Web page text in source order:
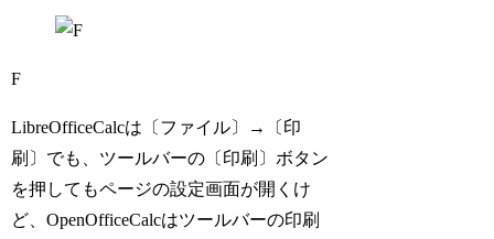
F
LibreOfficeCalcは〔ファイル〕→〔印
刷〕でも、ツールバーの〔印刷〕ボタン
を押してもページの設定画面が開くけ
ど、OpenOfficeCalcはツールバーの印刷